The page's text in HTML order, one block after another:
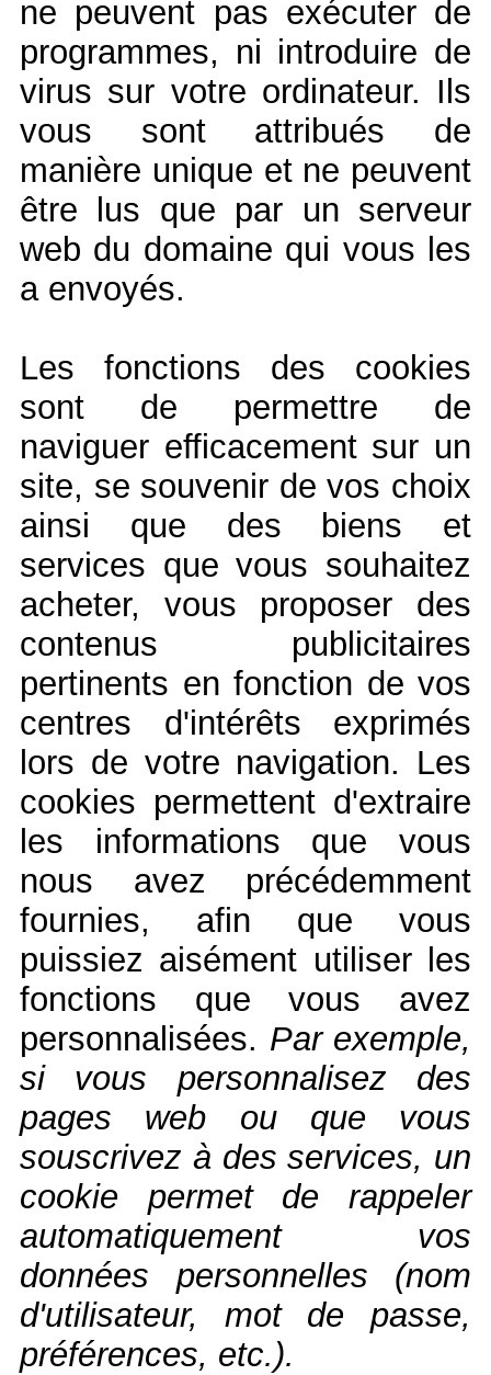
ne peuvent pas exécuter de
programmes, ni introduire de
virus sur votre ordinateur. Ils
vous sont attribués de
manière unique et ne peuvent
être lus que par un serveur
web du domaine qui vous les
a envoyés.
Les fonctions des cookies
sont de permettre de
naviguer efficacement sur un
site, se souvenir de vos choix
ainsi que des biens et
services que vous souhaitez
acheter, vous proposer des
contenus publicitaires
pertinents en fonction de vos
centres d'intérêts exprimés
lors de votre navigation. Les
cookies permettent d'extraire
les informations que vous
nous avez précédemment
fournies, afin que vous
puissiez aisément utiliser les
fonctions que vous avez
personnalisées. Par exemple,
si vous personnalisez des
pages web ou que vous
souscrivez à des services, un
cookie permet de rappeler
automatiquement vos
données personnelles (nom
d'utilisateur, mot de passe,
préférences, etc.).